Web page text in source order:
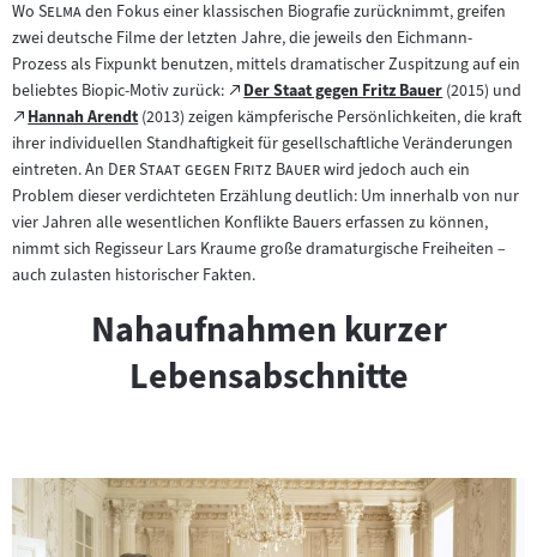
Wo "
Selma"den Fokus einer klassischen Biografie zurücknimmt, greifen
zwei deutsche Filme der letzten Jahre, die jeweils den Eichmann-
Prozess als Fixpunkt benutzen, mittels dramatischer Zuspitzung auf ein
beliebtes Biopic-Motiv zurück:
Zum
externen
Inhalt:
Der Staat gegen Fritz Bauer
(öffnet
im
neuen
Tab)
(2015) und
Zum
externen
Inhalt:
Hannah Arendt
(öffnet
im
neuen
Tab)
(2013) zeigen kämpferische Persönlichkeiten, die kraft
ihrer individuellen Standhaftigkeit für gesellschaftliche Veränderungen
eintreten. An "Der Staat gegen Fritz Bauer"wird jedoch auch ein
Problem dieser verdichteten Erzählung deutlich: Um innerhalb von nur
vier Jahren alle wesentlichen Konflikte Bauers erfassen zu können,
nimmt sich Regisseur Lars Kraume große dramaturgische Freiheiten –
auch zulasten historischer Fakten.
Nahaufnahmen kurzer
Lebensabschnitte